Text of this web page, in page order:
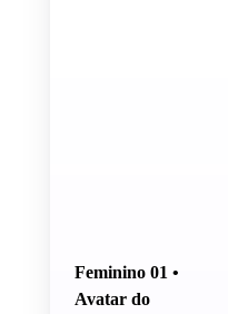
Feminino 01 •
Avatar do